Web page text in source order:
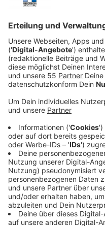
Anzeige
Inmitten dieser
Gruppe von
Beauregard, Fjord, Nott,
Jeder von ihnen trägt
Geheimnisse, doch nun
über das Schicksal des
Streaming-Dienst:
Anzeige